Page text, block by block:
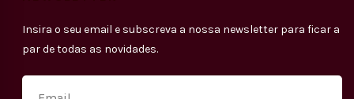
Insira o seu email e subscreva a nossa newsletter para ficar a
par de todas as novidades.